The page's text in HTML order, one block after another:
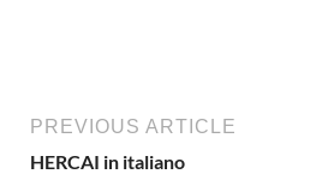
PREVIOUS ARTICLE
HERCAI in italiano